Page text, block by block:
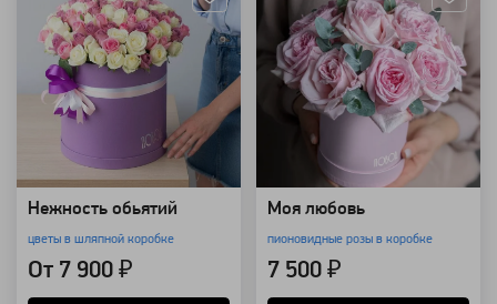
Нежность обьятий
цветы в шляпной коробке
От 7 900 ₽
Моя любовь
пионовидные розы в коробке
7 500 ₽